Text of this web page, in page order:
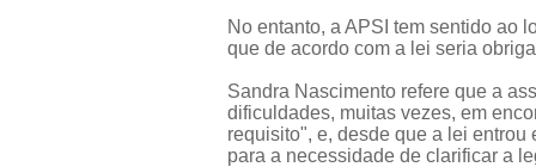
No entanto, a APSI tem sentido ao
que de acordo com a lei seria
Sandra Nascimento refere que a
dificuldades, muitas vezes, em
requisito", e, desde que a lei entrou
para a necessidade de clarificar a